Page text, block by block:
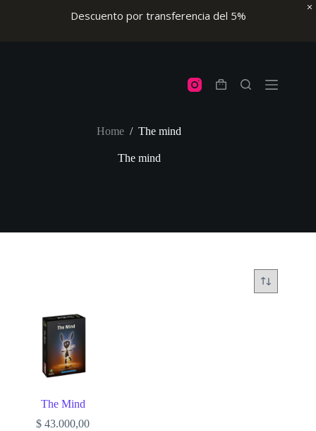
Descuento por transferencia del 5%
Shopping
Home / The mind
The mind
The Mind
$ 43.000,00